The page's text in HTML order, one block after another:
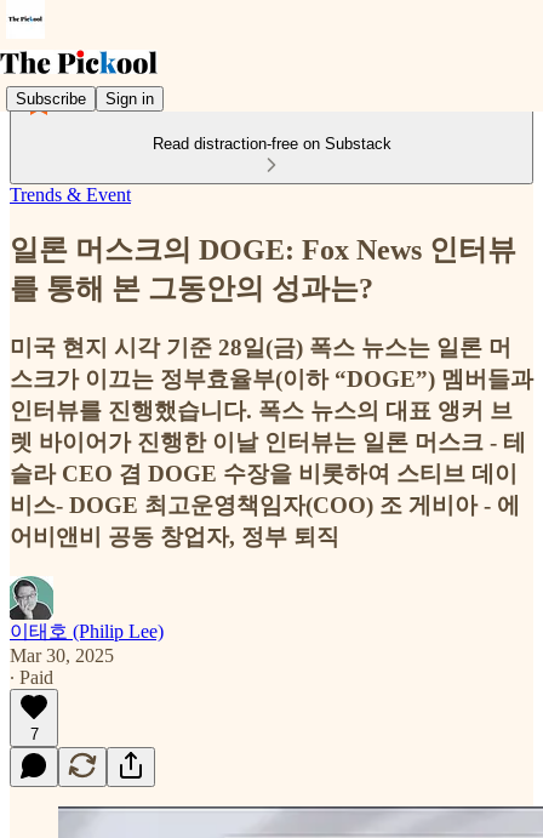
Subscribe Sign in
Read distraction-free on Substack
Trends & Event
일론 머스크의 DOGE: Fox News 인터뷰
를 통해 본 그동안의 성과는?
미국 현지 시각 기준 28일(금) 폭스 뉴스는 일론 머
스크가 이끄는 정부효율부(이하 “DOGE”) 멤버들과
인터뷰를 진행했습니다. 폭스 뉴스의 대표 앵커 브
렛 바이어가 진행한 이날 인터뷰는 일론 머스크 - 테
슬라 CEO 겸 DOGE 수장을 비롯하여 스티브 데이
비스- DOGE 최고운영책임자(COO) 조 게비아 - 에
어비앤비 공동 창업자, 정부 퇴직
이태호 (Philip Lee)
Mar 30, 2025
∙ Paid
7